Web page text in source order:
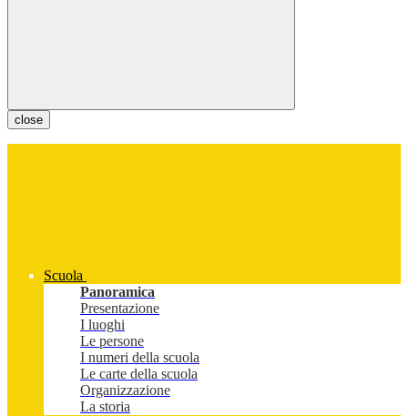
close
Scuola
Panoramica
Presentazione
I luoghi
Le persone
I numeri della scuola
Le carte della scuola
Organizzazione
La storia